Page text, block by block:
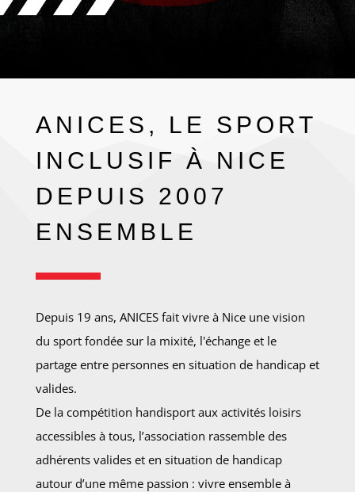
ANICES, LE SPORT
INCLUSIF À NICE
DEPUIS 2007
ENSEMBLE
Depuis 19 ans, ANICES fait vivre à Nice une vision
du sport fondée sur la mixité, l'échange et le
partage entre personnes en situation de handicap et
valides.
De la compétition handisport aux activités loisirs
accessibles à tous, l’association rassemble des
adhérents valides et en situation de handicap
autour d’une même passion : vivre ensemble à